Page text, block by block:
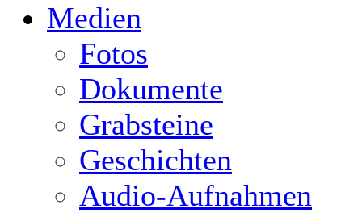
Medien
Fotos
Dokumente
Grabsteine
Geschichten
Audio-Aufnahmen